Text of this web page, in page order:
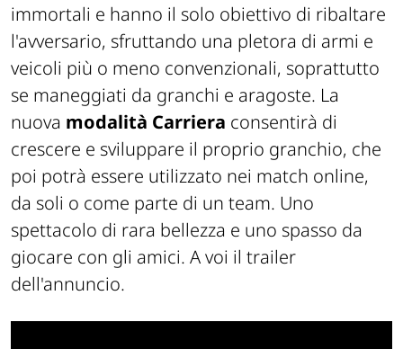
immortali e hanno il solo obiettivo di ribaltare
l'avversario, sfruttando una pletora di armi e
veicoli più o meno convenzionali, soprattutto
se maneggiati da granchi e aragoste. La
nuova modalità Carriera consentirà di
crescere e sviluppare il proprio granchio, che
poi potrà essere utilizzato nei match online,
da soli o come parte di un team. Uno
spettacolo di rara bellezza e uno spasso da
giocare con gli amici. A voi il trailer
dell'annuncio.